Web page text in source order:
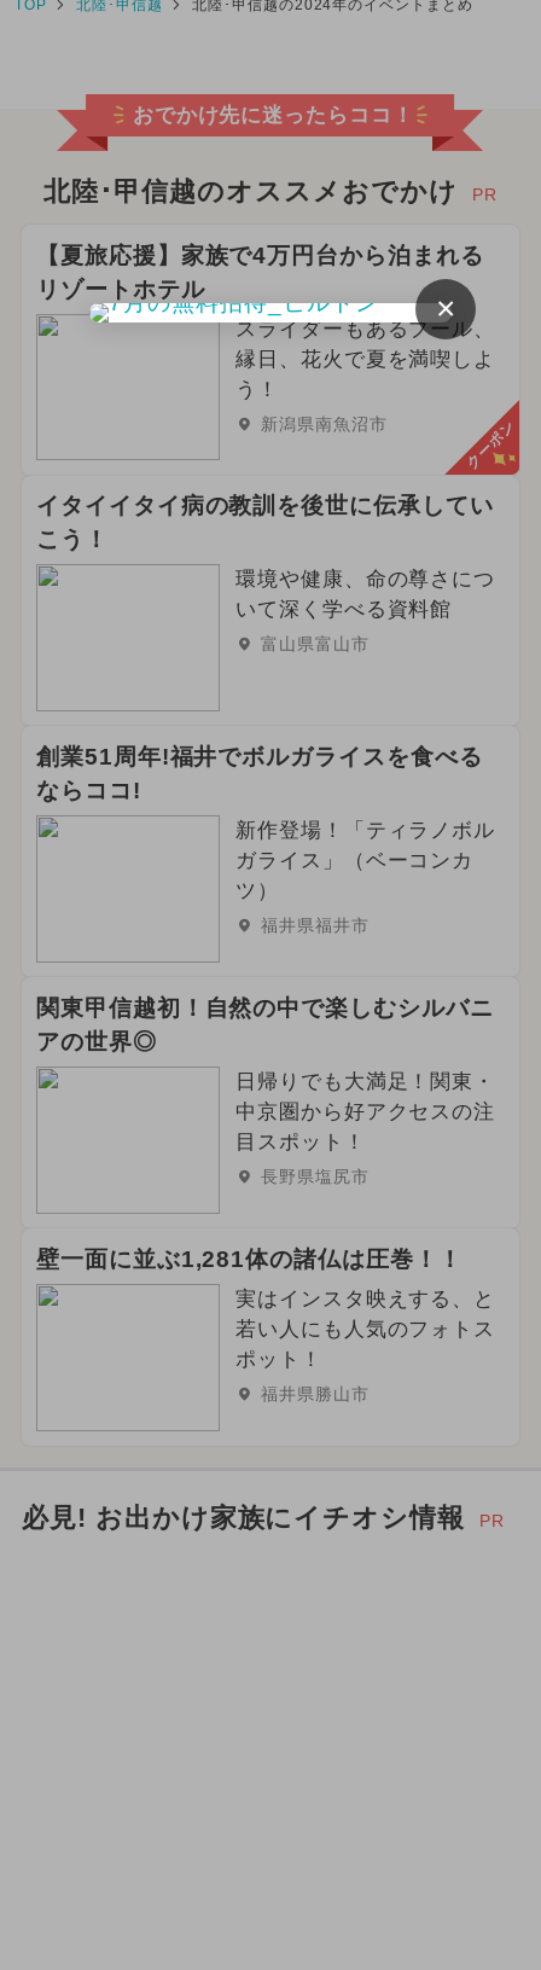
TOP 北陸･甲信越 北陸･甲信越の2024年のイベントまとめ
おでかけ先に迷ったらココ！
北陸･甲信越のオススメおでかけ PR
【夏旅応援】家族で4万円台から泊まれる
リゾートホテル
スライダーもあるプール、
縁日、花火で夏を満喫しよ
う！
新潟県南魚沼市 クーポン
イタイイタイ病の教訓を後世に伝承してい
こう！
環境や健康、命の尊さにつ
いて深く学べる資料館
富山県富山市
創業51周年!福井でボルガライスを食べる
ならココ!
新作登場！「ティラノボル
ガライス」（ベーコンカ
ツ）
福井県福井市
関東甲信越初！自然の中で楽しむシルバニ
アの世界◎
日帰りでも大満足！関東・
中京圏から好アクセスの注
目スポット！
長野県塩尻市
壁一面に並ぶ1,281体の諸仏は圧巻！！
実はインスタ映えする、と
若い人にも人気のフォトス
ポット！
福井県勝山市
必見! お出かけ家族にイチオシ情報 PR
×